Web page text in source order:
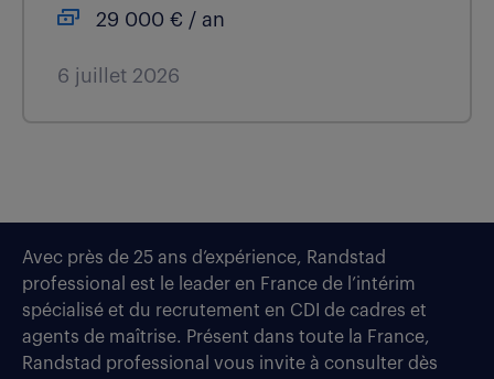
29 000 € / an
6 juillet 2026
Avec près de 25 ans d’expérience, Randstad
professional est le leader en France de l’intérim
spécialisé et du recrutement en CDI de cadres et
agents de maîtrise. Présent dans toute la France,
Randstad professional vous invite à consulter dès